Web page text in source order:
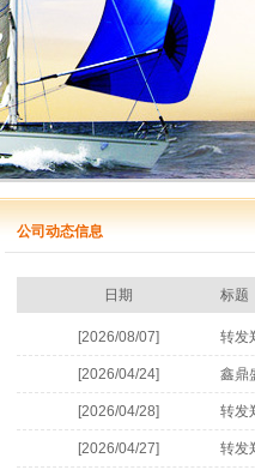
公司动态信息
日期 标题
[2026/08/07] 转发
[2026/04/24] 鑫鼎
[2026/04/28] 转发
[2026/04/27] 转发